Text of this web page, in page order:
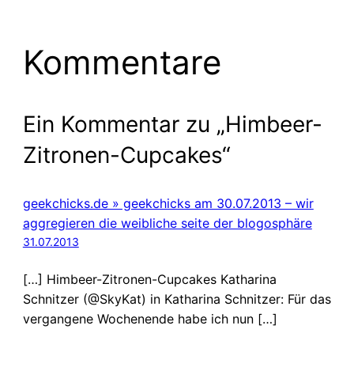
Kommentare
Ein Kommentar zu „Himbeer-
Zitronen-Cupcakes“
geekchicks.de » geekchicks am 30.07.2013 – wir
aggregieren die weibliche seite der blogosphäre
31.07.2013
[…] Himbeer-Zitronen-Cupcakes Katharina
Schnitzer (@SkyKat) in Katharina Schnitzer: Für das
vergangene Wochenende habe ich nun […]